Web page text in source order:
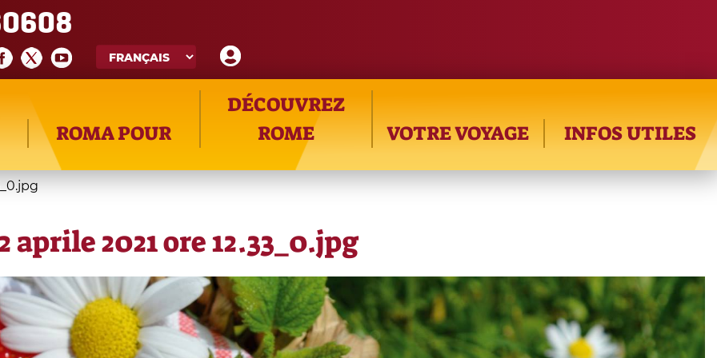
ROMA POUR
DÉCOUVREZ
ROME
VOTRE VOYAGE INFOS UTILES
2021 ore 12.33_0.jpg